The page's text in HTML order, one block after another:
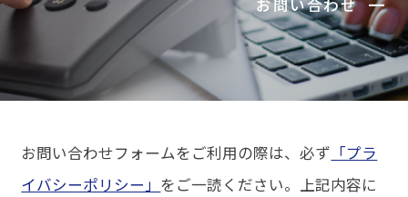
お問い合わせ
お問い合わせフォームをご利用の際は、必ず 「プラ
イバシーポリシー」 をご一読ください。 上記内容に